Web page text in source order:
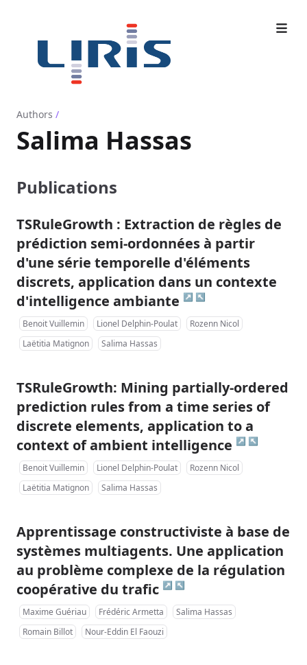
Authors /
Salima Hassas
Publications
TSRuleGrowth : Extraction de règles de
prédiction semi-ordonnées à partir
d'une série temporelle d'éléments
discrets, application dans un contexte
d'intelligence ambiante ↗ ↖
Benoit Vuillemin Lionel Delphin-Poulat
Rozenn Nicol
Laëtitia Matignon
Salima Hassas
TSRuleGrowth: Mining partially-ordered
prediction rules from a time series of
discrete elements, application to a
context of ambient intelligence ↗ ↖
Benoit Vuillemin Lionel Delphin-Poulat
Rozenn Nicol
Laëtitia Matignon
Salima Hassas
Apprentissage constructiviste à base de
systèmes multiagents. Une application
au problème complexe de la régulation
coopérative du trafic ↗ ↖
Maxime Guériau Frédéric Armetta
Salima Hassas
Romain Billot
Nour-Eddin El Faouzi